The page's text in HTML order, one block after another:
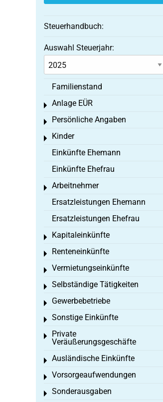
Steuerhandbuch:
Auswahl Steuerjahr:
Familienstand
Anlage EÜR
Toggle menu
Persönliche Angaben
Toggle menu
Kinder
Toggle menu
Einkünfte Ehemann
Einkünfte Ehefrau
Arbeitnehmer
Toggle menu
Ersatzleistungen Ehemann
Ersatzleistungen Ehefrau
Kapitaleinkünfte
Toggle menu
Renteneinkünfte
Toggle menu
Vermietungseinkünfte
Toggle menu
Selbständige Tätigkeiten
Toggle menu
Gewerbebetriebe
Toggle menu
Sonstige Einkünfte
Toggle menu
Private
Veräußerungsgeschäfte
Toggle menu
Ausländische Einkünfte
Toggle menu
Vorsorgeaufwendungen
Toggle menu
Sonderausgaben
Toggle menu